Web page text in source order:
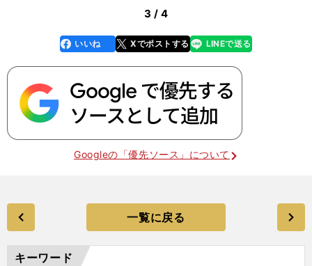
3 / 4
faceboo
k
いいね Xでポストする
line LINEで送る
Googleの「優先ソース」について
一覧に戻る
キーワード